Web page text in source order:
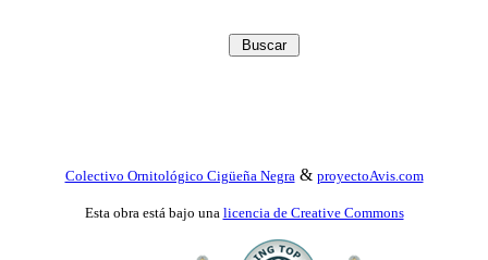
Colectivo Ornitológico Cigüeña Negra & proyectoAvis.com
Esta obra está bajo una licencia de Creative Commons